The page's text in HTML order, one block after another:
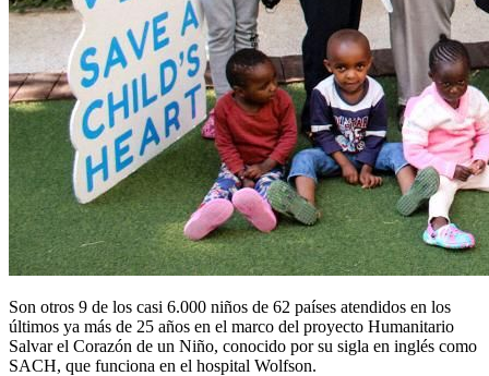
Son otros 9 de los casi 6.000 niños de 62 países atendidos en los
últimos ya más de 25 años en el marco del proyecto Humanitario
Salvar el Corazón de un Niño, conocido por su sigla en inglés como
SACH, que funciona en el hospital Wolfson.